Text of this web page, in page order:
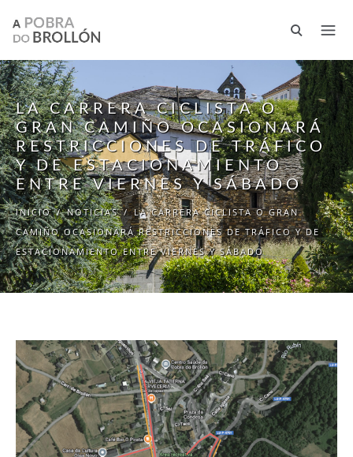
LA CARRERA CICLISTA O
GRAN CAMIÑO OCASIONARÁ
RESTRICCIONES DE TRÁFICO
Y DE ESTACIONAMIENTO
ENTRE VIERNES Y SÁBADO
INICIO / NOTICIAS / LA CARRERA CICLISTA O GRAN
CAMIÑO OCASIONARÁ RESTRICCIONES DE TRÁFICO Y DE
ESTACIONAMIENTO ENTRE VIERNES Y SÁBADO